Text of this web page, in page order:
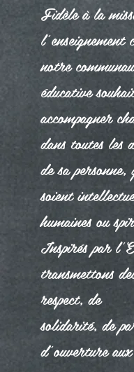
Fidèle à la
l’enseignement
notre
éducative
accompagner
dans toutes les
de sa personne,
soient
humaines ou
Inspirés par
transmettons
respect, de
solidarité, de
d’ouverture